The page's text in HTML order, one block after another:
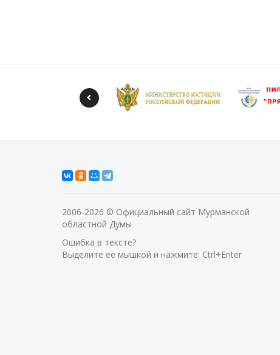
2006-2026 © Официальный сайт Мурманской
областной Думы
Ошибка в тексте?
Выделите ее мышкой и нажмите: Ctrl+Enter